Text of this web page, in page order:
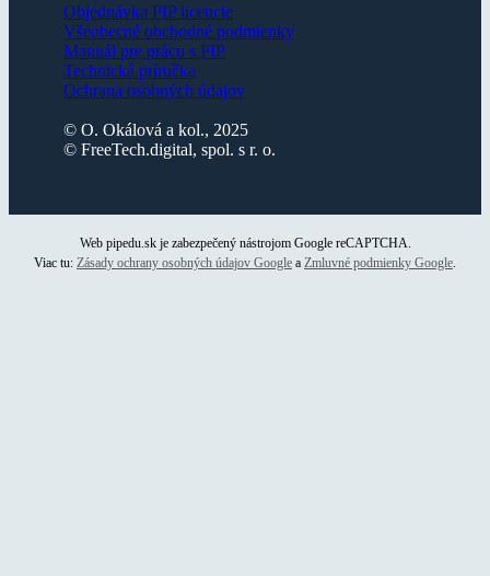
Objednávka PIP licencie
Všeobecné obchodné podmienky
Manuál pre prácu s PIP
Technická príručka
Ochrana osobných údajov
© O. Okálová a kol., 2025
© FreeTech.digital, spol. s r. o.
Web pipedu.sk je zabezpečený nástrojom Google reCAPTCHA.
Viac tu: Zásady ochrany osobných údajov Google a Zmluvné podmienky Google